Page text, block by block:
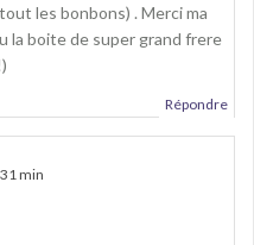
les bonbons) . Merci ma
la boite de super grand frere
Répondre
min